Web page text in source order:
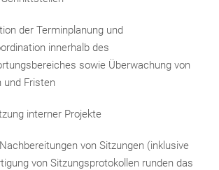
der Terminplanung und
innerhalb des
sowie Überwachung von
und Fristen
interner Projekte
von Sitzungen (inklusive
von Sitzungsprotokollen runden das